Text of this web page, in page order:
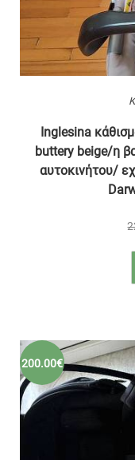
Inglesina
buttery beige/η
αυτοκινήτου/
200.00€